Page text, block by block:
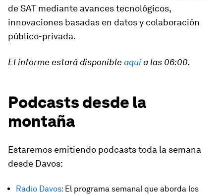
de SAT mediante avances tecnológicos,
innovaciones basadas en datos y colaboración
público-privada.
El informe estará disponible aquía las 06:00.
Podcasts desde la
montaña
Estaremos emitiendo podcasts toda la semana
desde Davos:
Radio Davos: El programa semanal que aborda los